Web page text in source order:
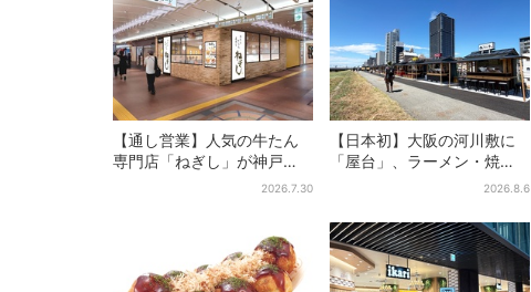
【通し営業】人気の牛たん
専門店「ねぎし」が神戸
に、「想像しただけでお腹
2026.7.30
【日本初】大阪の河川敷に
「屋台」、ラーメン・焼
肉・しゃぶしゃぶ・カフェ
2026.8.6